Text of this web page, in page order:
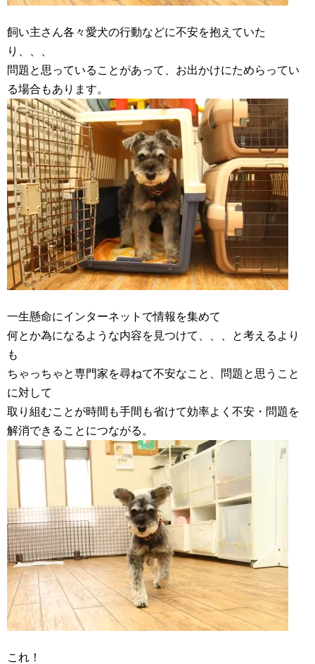
飼い主さん各々愛犬の行動などに不安を抱えていた
り、、、
問題と思っていることがあって、お出かけにためらってい
る場合もあります。
一生懸命にインターネットで情報を集めて
何とか為になるような内容を見つけて、、、と考えるより
も
ちゃっちゃと専門家を尋ねて不安なこと、問題と思うこと
に対して
取り組むことが時間も手間も省けて効率よく不安・問題を
解消できることにつながる。
これ！